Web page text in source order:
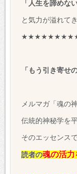
「人生を諦めな
と気力が溢れて
「もう引き寄せ
メルマガ「魂の
伝統的神秘学を
そのエッセンス
読者の魂の活力